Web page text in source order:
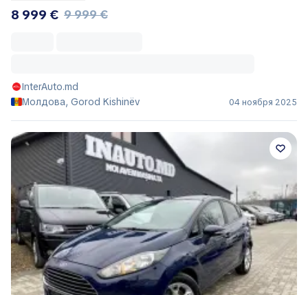
8 999 € 9 999 €
InterAuto.md
Молдова, Gorod Kishinëv
04 ноября 2025